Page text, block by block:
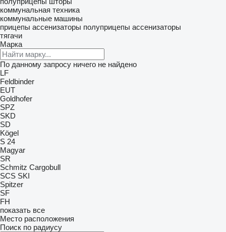
коммунальная техника
коммунальные машины
прицепы ассенизаторы полуприцепы ассенизаторы
тягачи
Марка
По данному запросу ничего не найдено
LF
Feldbinder
EUT
Goldhofer
SPZ
SKD
SD
Kögel
S 24
Magyar
SR
Schmitz Cargobull
SCS SKI
Spitzer
SF
FH
показать все
Место расположения
Поиск по радиусу